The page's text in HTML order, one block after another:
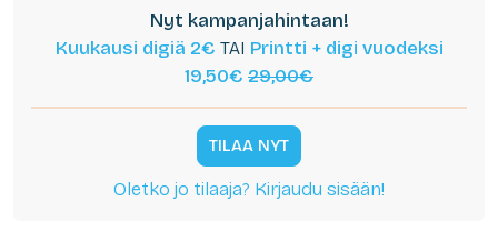
Nyt kampanjahintaan!
Kuukausi digiä 2€ TAI Printti + digi vuodeksi
19,50€ 29,00€
TILAA NYT
Oletko jo tilaaja? Kirjaudu sisään!